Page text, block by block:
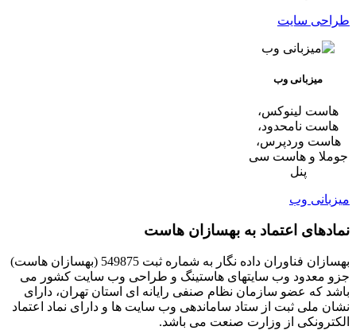
طراحی سایت
میزبانی وب
هاست لینوکس،
هاست نامحدود،
هاست وردپرس،
جوملا و هاست سی
پنل
میزبانی وب
نمادهای اعتماد به بهسازان هاست
بهسازان فناوران داده نگار به شماره ثبت 549875 (بهسازان هاست)
جزو معدود وب سایتهای هاستینگ و طراحی وب سایت کشور می
باشد که عضو سازمان نظام صنفی رایانه ای استان تهران، دارای
نشان ملی ثبت از ستاد ساماندهی وب سایت ها و دارای نماد اعتماد
الکترونکی از وزارت صنعت می باشد.